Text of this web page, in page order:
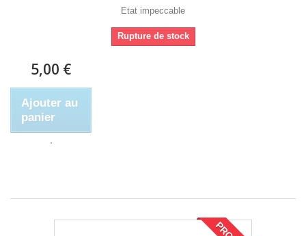
Etat impeccable
Rupture de stock
5,00 €
Ajouter au
panier